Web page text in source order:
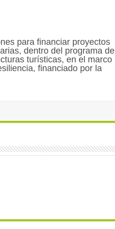
para financiar proyectos
dentro del programa de
turísticas, en el marco
financiado por la